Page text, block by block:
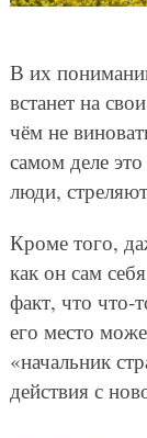
В их
встанет на
чём не
самом деле
люди,
Кроме того,
как он сам
факт, что что-
его место
«начальник
действия с